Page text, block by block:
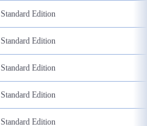
Standard Edition
Standard Edition
Standard Edition
Standard Edition
Standard Edition